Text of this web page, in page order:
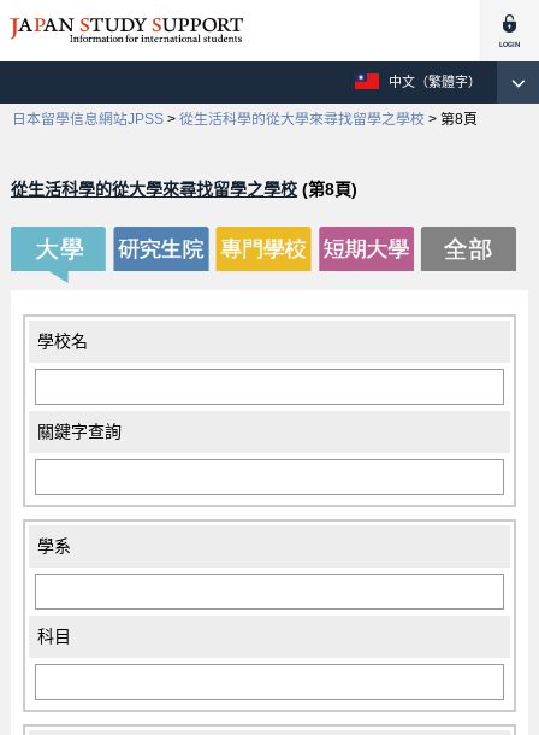
中文（繁體字）
日本留學信息網站JPSS > 從生活科學的從大學來尋找留學之學校 > 第8頁
從生活科學的從大學來尋找留學之學校(第8頁)
學校名
關鍵字查詢
學系
科目